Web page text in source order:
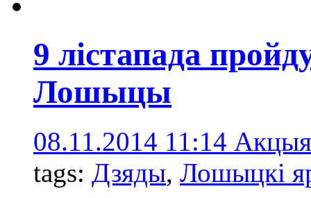
9 лістапада
Лошыцы
08.11.2014 11:14
tags: Дзяды, Лошыцкі